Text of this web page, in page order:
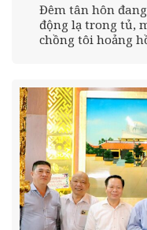
Đêm tân hôn
động lạ trong tủ,
chồng tôi hoảng